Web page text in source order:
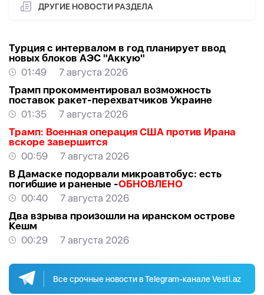
ДРУГИЕ НОВОСТИ РАЗДЕЛА
Турция с интервалом в год планирует ввод
новых блоков АЭС "Аккую"
01:49
7 августа 2026
Трамп прокомментировал возможность
поставок ракет-перехватчиков Украине
01:35
7 августа 2026
Трамп: Военная операция США против Ирана
вскоре завершится
00:59
7 августа 2026
В Дамаске подорвали микроавтобус: есть
погибшие и раненые -ОБНОВЛЕНО
00:40
7 августа 2026
Два взрыва произошли на иранском острове
Кешм
00:29
7 августа 2026
Все срочные новости в Telegram-канале Vesti.az